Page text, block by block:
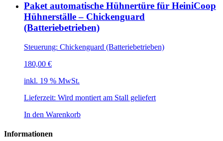
Paket automatische Hühnertüre für HeiniCoop
Hühnerställe – Chickenguard
(Batteriebetrieben)
Steuerung: Chickenguard (Batteriebetrieben)
180,00 €
inkl. 19 % MwSt.
Lieferzeit: Wird montiert am Stall geliefert
In den Warenkorb
Informationen